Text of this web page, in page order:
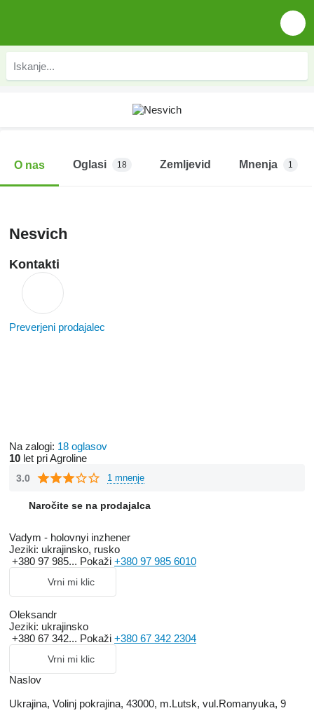
O nas Oglasi 18 Zemljevid Mnenja 1
Nesvich
Kontakti
Preverjeni prodajalec
Na zalogi: 18 oglasov
10 let pri Agroline
3.0 1 mnenje
Naročite se na prodajalca
Vadym - holovnyi inzhener
Jeziki: ukrajinsko, rusko
+380 97 985... Pokaži +380 97 985 6010
Vrni mi klic
Oleksandr
Jeziki: ukrajinsko
+380 67 342... Pokaži +380 67 342 2304
Vrni mi klic
Naslov
Ukrajina, Volinj pokrajina, 43000, m.Lutsk, vul.Romanyuka, 9